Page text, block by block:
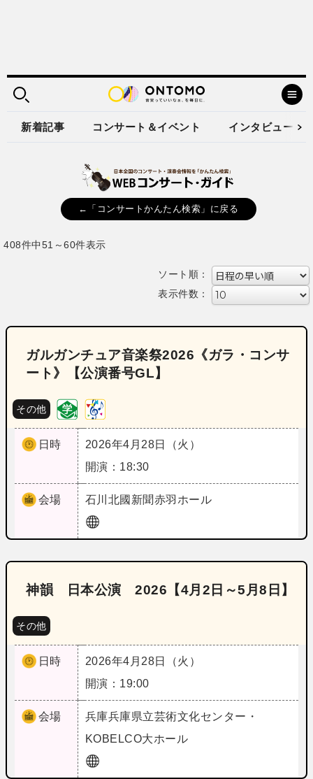
新着記事 コンサート＆イベント インタビュー
←「コンサートかんたん検索」に戻る
408件中51～60件表示
ソート順：
表示件数：
ガルガンチュア音楽祭2026《ガラ・コンサ
ート》【公演番号GL】
その他
日時
2026年4月28日（火）
開演：18:30
会場 石川 北國新聞赤羽ホール
神韻 日本公演 2026【4月2日～5月8日】
その他
日時
2026年4月28日（火）
開演：19:00
会場 兵庫兵庫県立芸術文化センター・
KOBELCO大ホール